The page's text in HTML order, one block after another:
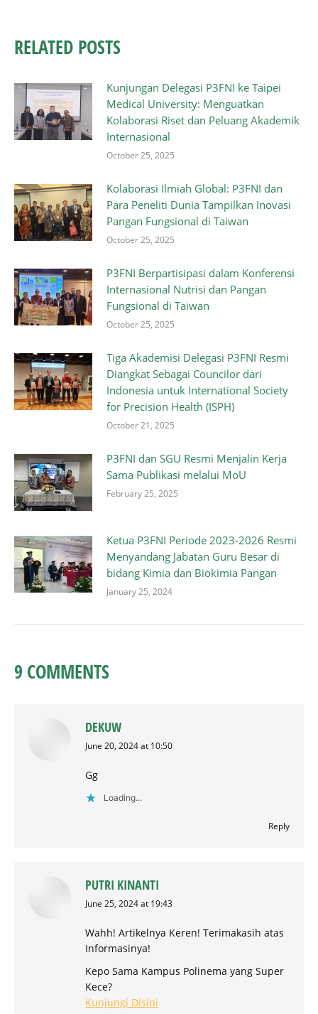
RELATED POSTS
Kunjungan Delegasi P3FNI ke Taipei
Medical University: Menguatkan
Kolaborasi Riset dan Peluang Akademik
Internasional
October 25, 2025
Kolaborasi Ilmiah Global: P3FNI dan
Para Peneliti Dunia Tampilkan Inovasi
Pangan Fungsional di Taiwan
October 25, 2025
P3FNI Berpartisipasi dalam Konferensi
Internasional Nutrisi dan Pangan
Fungsional di Taiwan
October 25, 2025
Tiga Akademisi Delegasi P3FNI Resmi
Diangkat Sebagai Councilor dari
Indonesia untuk International Society
for Precision Health (ISPH)
October 21, 2025
P3FNI dan SGU Resmi Menjalin Kerja
Sama Publikasi melalui MoU
February 25, 2025
Ketua P3FNI Periode 2023-2026 Resmi
Menyandang Jabatan Guru Besar di
bidang Kimia dan Biokimia Pangan
January 25, 2024
9 COMMENTS
DEKUW
says:
June 20, 2024 at 10:50
Gg
Loading...
Reply
PUTRI KINANTI
says:
June 25, 2024 at 19:43
Wahh! Artikelnya Keren! Terimakasih atas
Informasinya!
Kepo Sama Kampus Polinema yang Super
Kece?
Kunjungi Disini